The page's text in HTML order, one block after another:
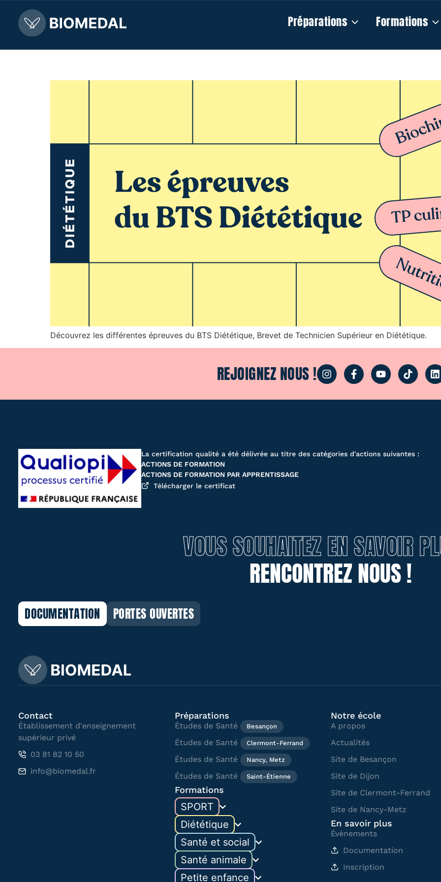
Préparations Formations
Découvrez les différentes épreuves du BTS Diététique, Brevet de Technicien Supérieur en Diététique.
REJOIGNEZ NOUS !
La certification qualité a été délivrée au titre des catégories d'actions suivantes :
ACTIONS DE FORMATION
ACTIONS DE FORMATION PAR APPRENTISSAGE
Télécharger le certificat
VOUS SOUHAITEZ EN SAVOIR
RENCONTREZ NOUS !
DOCUMENTATION PORTES OUVERTES
Contact
Établissement d'enseignement
supérieur privé
03 81 82 10 50
info@biomedal.fr
Préparations
Études de Santé Besançon
Études de Santé Clermont-Ferrand
Études de Santé Nancy, Metz
Études de Santé Saint-Étienne
Formations
SPORT
Diététique
Santé et social
Santé animale
Petite enfance
Notre école
A propos
Actualités
Site de Besançon
Site de Dijon
Site de Clermont-Ferrand
Site de Nancy-Metz
En savoir plus
Évènements
Documentation
Inscription